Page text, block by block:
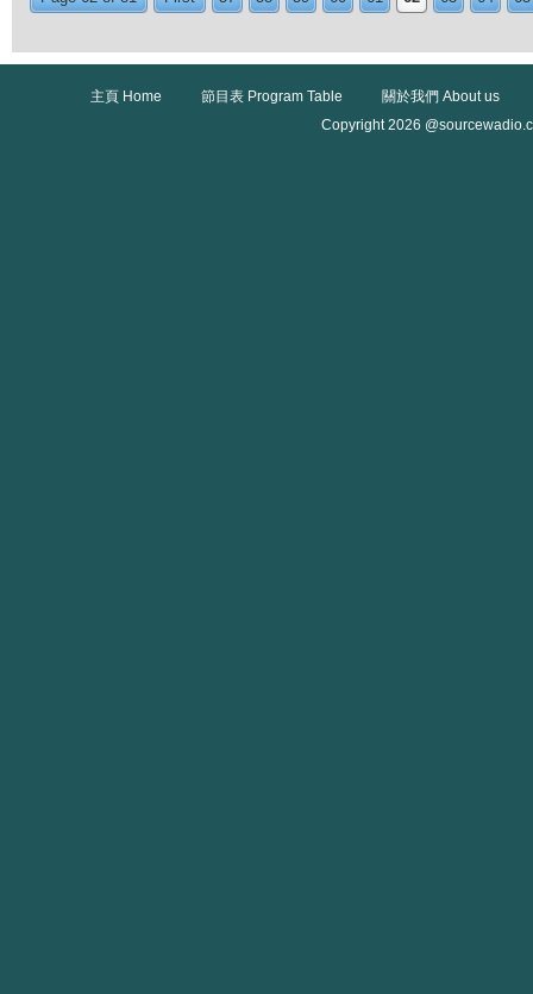
主頁 Home 節目表 Program Table
關於我們 About us
Copyright 2026